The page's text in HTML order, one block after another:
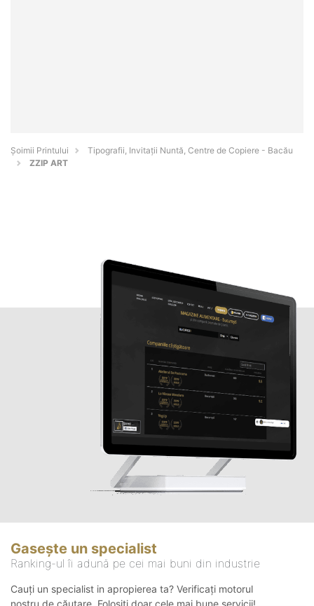
Şoimii Printului
Tipografii, Invitații Nuntă, Centre de Copiere - Bacău
ZZIP ART
Gasește un specialist
Ranking-ul îi adună pe cei mai buni din industrie
Cauți un specialist in apropierea ta? Verificați motorul
nostru de căutare. Folosiți doar cele mai bune servicii!